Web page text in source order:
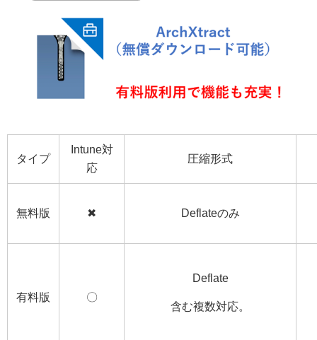
タイプ
Intune対
応
圧縮形式
無料版 ✖ Deflateのみ
有料版 〇
Deflate
含む複数対応。